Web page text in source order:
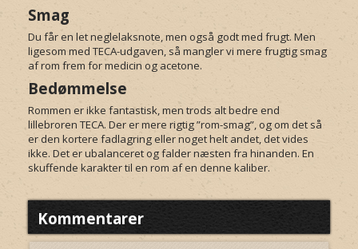
Smag
Du får en let neglelaksnote, men også godt med frugt. Men
ligesom med TECA-udgaven, så mangler vi mere frugtig smag
af rom frem for medicin og acetone.
Bedømmelse
Rommen er ikke fantastisk, men trods alt bedre end
lillebroren TECA. Der er mere rigtig ”rom-smag”, og om det så
er den kortere fadlagring eller noget helt andet, det vides
ikke. Det er ubalanceret og falder næsten fra hinanden. En
skuffende karakter til en rom af en denne kaliber.
Kommentarer